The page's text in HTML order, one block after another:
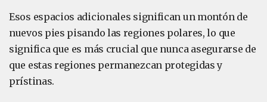
Esos espacios adicionales significan un montón de
nuevos pies pisando las regiones polares, lo que
significa que es más crucial que nunca asegurarse de
que estas regiones permanezcan protegidas y
prístinas.